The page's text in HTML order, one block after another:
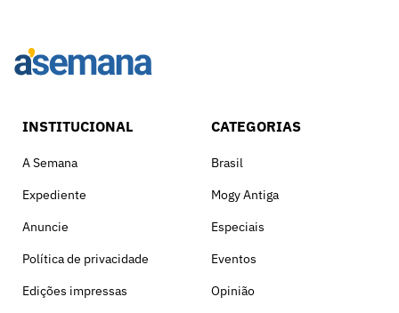
INSTITUCIONAL
A Semana
Expediente
Anuncie
Política de privacidade
Edições impressas
CATEGORIAS
Brasil
Mogy Antiga
Especiais
Eventos
Opinião